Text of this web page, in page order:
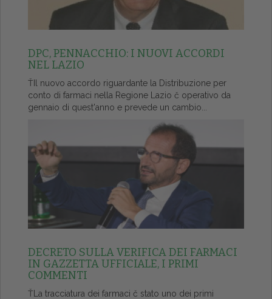
DPC, PENNACCHIO: I NUOVI ACCORDI
NEL LAZIO
ŤIl nuovo accordo riguardante la Distribuzione per
conto di farmaci nella Regione Lazio č operativo da
gennaio di quest'anno e prevede un cambio...
DECRETO SULLA VERIFICA DEI FARMACI
IN GAZZETTA UFFICIALE, I PRIMI
COMMENTI
ŤLa tracciatura dei farmaci č stato uno dei primi